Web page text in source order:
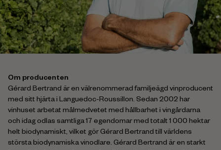
Om producenten
Gérard Bertrand är en välrenommerad familjeägd vinproducent
med sitt hjärta i Languedoc-Roussillon. Sedan 2002 har
vinhuset arbetat målmedvetet med hållbarhet i vingårdarna
och idag odlas samtliga 17 egendomar med totalt 1 000 hektar
helt biodynamiskt, vilket gör Gérard Bertrand till världens
största biodynamiska vinodlare. Gérard Bertrand är en starkt